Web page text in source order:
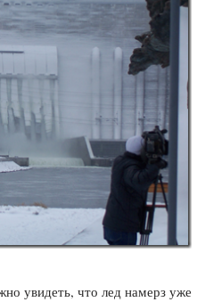
увидеть, что лед намерз уже